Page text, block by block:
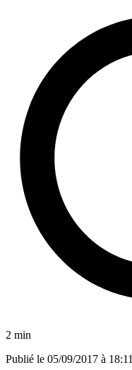
2 min
Publié le 05/09/2017 à 18:11